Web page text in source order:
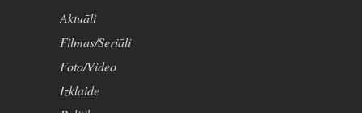
Aktuāli
Filmas/Seriāli
Foto/Video
Izklaide